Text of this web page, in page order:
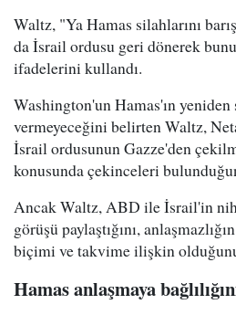
Waltz, "Ya Hamas silahlarını
da İsrail ordusu geri dönerek
ifadelerini kullandı.
Washington'un Hamas'ın
vermeyeceğini belirten Waltz,
İsrail ordusunun Gazze'den
konusunda çekinceleri
Ancak Waltz, ABD ile İsrail'in
görüşü paylaştığını,
biçimi ve takvime ilişkin
Hamas anlaşmaya